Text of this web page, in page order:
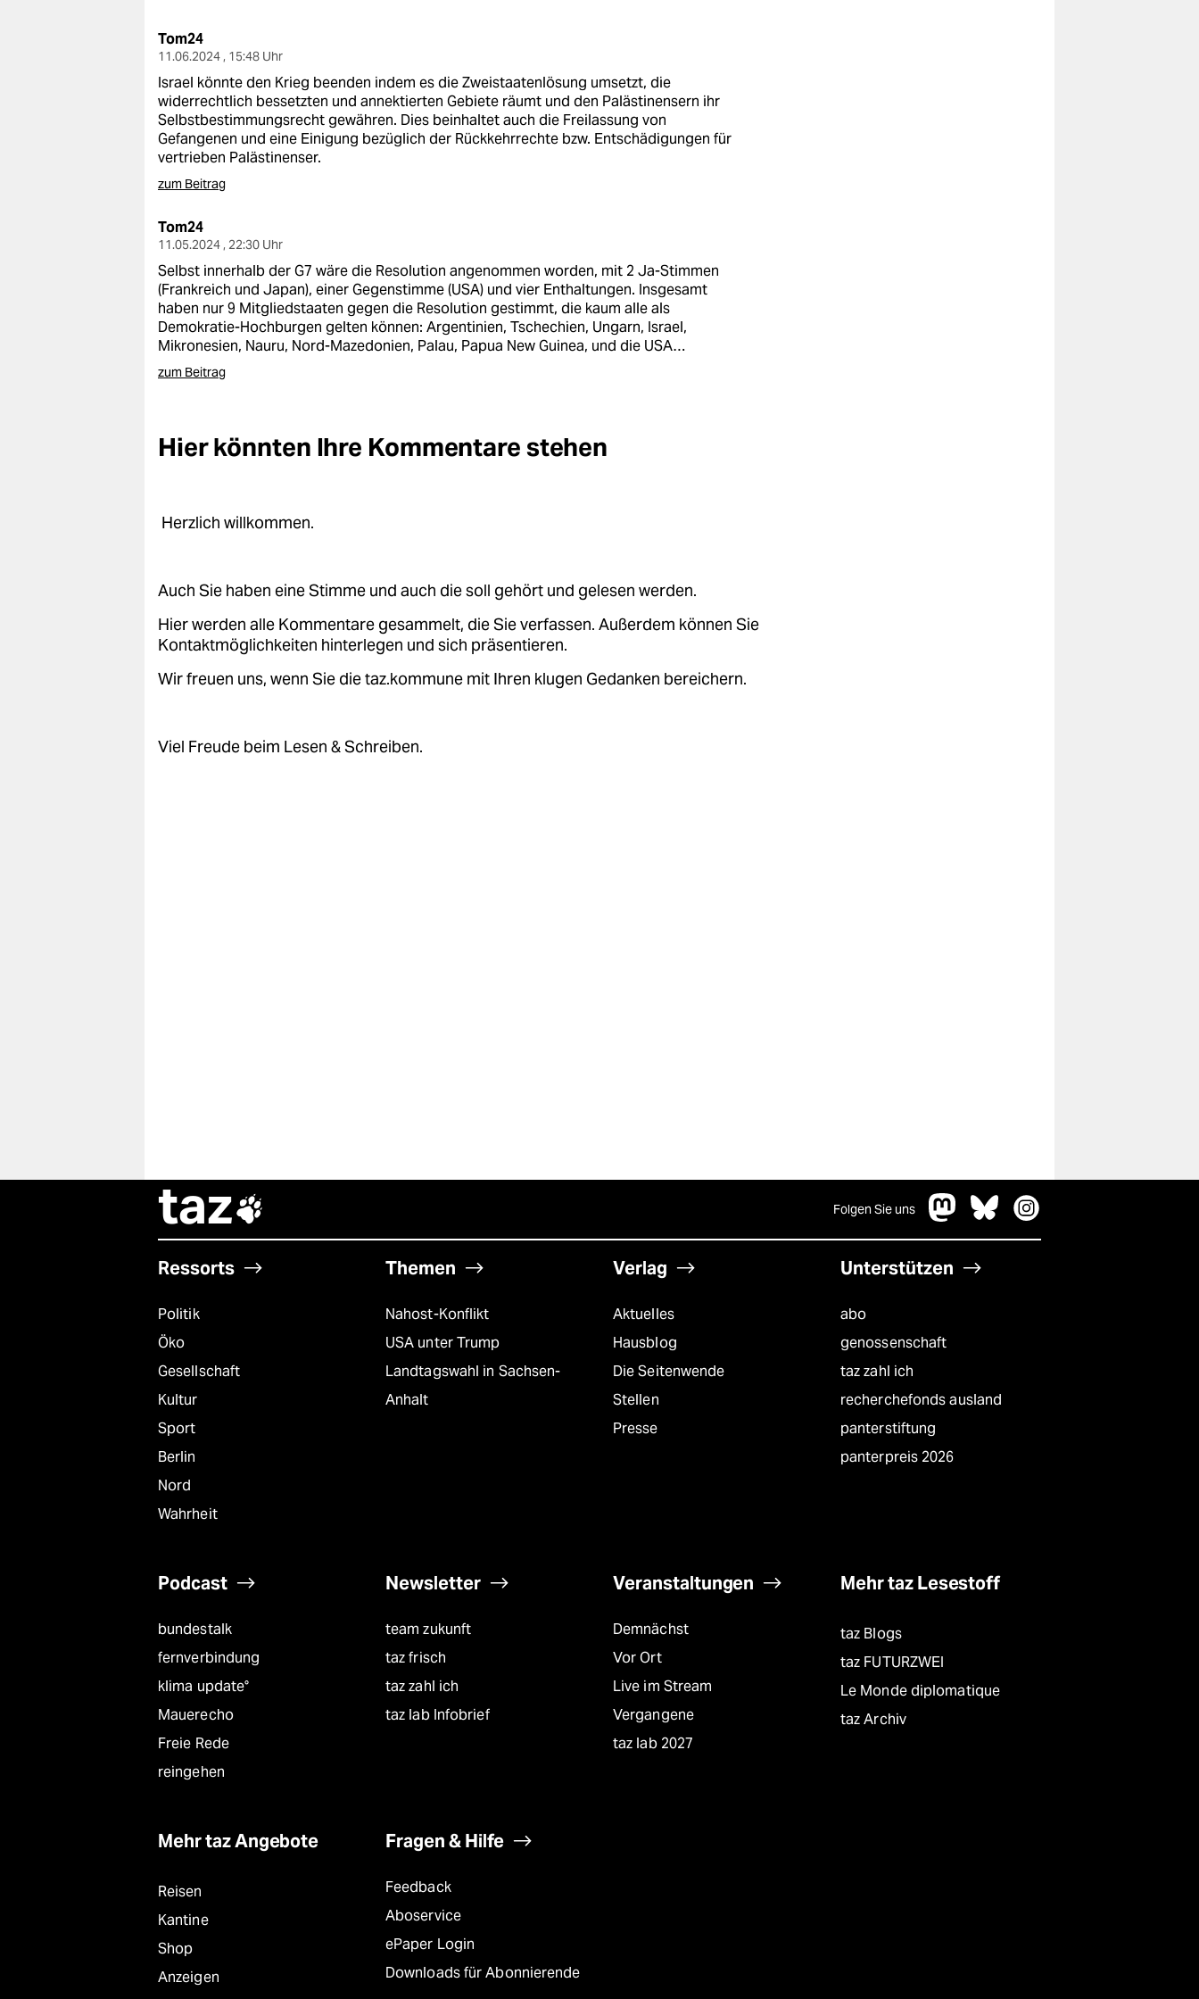
nord
wahrheit
verlag
verlag
veranstaltungen
shop
fragen & hilfe
unterstützen
abo
genossenschaft
Tom24
11.06.2024 , 15:48 Uhr
Israel könnte den Krieg beenden indem es die Zweistaatenlösung umsetzt, die
widerrechtlich bessetzten und annektierten Gebiete räumt und den Palästinensern ihr
Selbstbestimmungsrecht gewähren. Dies beinhaltet auch die Freilassung von
Gefangenen und eine Einigung bezüglich der Rückkehrrechte bzw. Entschädigungen für
vertrieben Palästinenser.
zum Beitrag
Tom24
11.05.2024 , 22:30 Uhr
Selbst innerhalb der G7 wäre die Resolution angenommen worden, mit 2 Ja-Stimmen
(Frankreich und Japan), einer Gegenstimme (USA) und vier Enthaltungen. Insgesamt
haben nur 9 Mitgliedstaaten gegen die Resolution gestimmt, die kaum alle als
Demokratie-Hochburgen gelten können: Argentinien, Tschechien, Ungarn, Israel,
Mikronesien, Nauru, Nord-Mazedonien, Palau, Papua New Guinea, und die USA…
zum Beitrag
Hier könnten Ihre Kommentare stehen
Herzlich willkommen.
Auch Sie haben eine Stimme und auch die soll gehört und gelesen werden.
Hier werden alle Kommentare gesammelt, die Sie verfassen. Außerdem können Sie
Kontaktmöglichkeiten hinterlegen und sich präsentieren.
Wir freuen uns, wenn Sie die taz.kommune mit Ihren klugen Gedanken bereichern.
Viel Freude beim Lesen & Schreiben.
taz Folgen Sie uns
Ressorts
Politik
Öko
Gesellschaft
Kultur
Sport
Berlin
Nord
Wahrheit
Themen
Nahost-Konflikt
USA unter Trump
Landtagswahl in Sachsen-
Anhalt
Verlag
Aktuelles
Hausblog
Die Seitenwende
Stellen
Presse
Unterstützen
abo
genossenschaft
taz zahl ich
recherchefonds ausland
panterstiftung
panterpreis 2026
Podcast
bundestalk
fernverbindung
klima update°
Mauerecho
Freie Rede
reingehen
Newsletter
team zukunft
taz frisch
taz zahl ich
taz lab Infobrief
Veranstaltungen
Demnächst
Vor Ort
Live im Stream
Vergangene
taz lab 2027
Mehr taz Lesestoff
taz Blogs
taz FUTURZWEI
Le Monde diplomatique
taz Archiv
Mehr taz Angebote
Reisen
Kantine
Shop
Anzeigen
Fragen & Hilfe
Feedback
Aboservice
ePaper Login
Downloads für Abonnierende